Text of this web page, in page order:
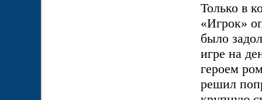
Только в
«Игрок»
было
игре на
героем
решил